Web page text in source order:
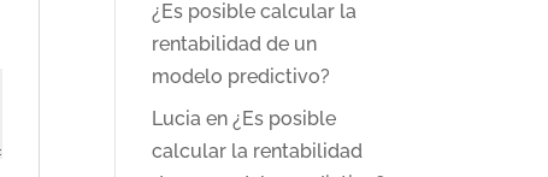
¿Es posible calcular la
rentabilidad de un
modelo predictivo?
Lucia en¿Es posible
calcular la rentabilidad